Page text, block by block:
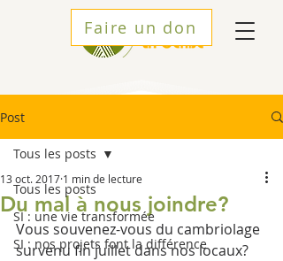
Faire un don
Post
Tous les posts
SI : une vie transformée
SI : nos projets font la différence
Tous les posts
Du mal à nous joindre?
13 oct. 2017 1 min de lecture
Vous souvenez-vous du cambriolage
survenu fin juillet dans nos locaux?